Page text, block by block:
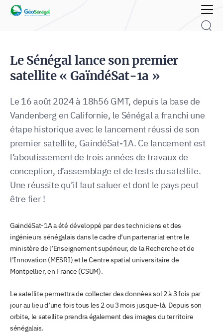
Rechercher :
Le Sénégal lance son premier
satellite « GaïndéSat-1a »
Le 16 août 2024 à 18h56 GMT, depuis la base de
Vandenberg en Californie, le Sénégal a franchi une
étape historique avec le lancement réussi de son
premier satellite, GaindéSat-1A. Ce lancement est
l’aboutissement de trois années de travaux de
conception, d’assemblage et de tests du satellite.
Une réussite qu’il faut saluer et dont le pays peut
être fier !
GaindéSat-1A a été développé par des techniciens et des
ingénieurs sénégalais dans le cadre d’un partenariat entre le
ministère de l’Enseignement supérieur, de la Recherche et de
l’Innovation (MESRI) et le Centre spatial universitaire de
Montpellier, en France (CSUM).
Le satellite permettra de collecter des données sol 2 à 3 fois par
jour au lieu d’une fois tous les 2 ou 3 mois jusque-là. Depuis son
orbite, le satellite prendra également des images du territoire
sénégalais.